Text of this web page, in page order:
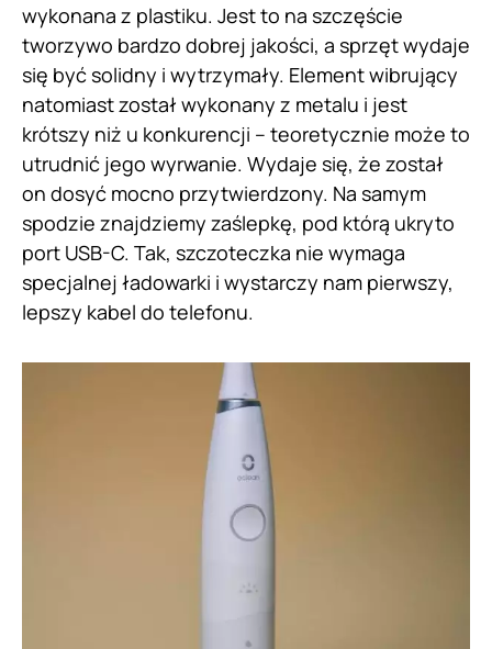
wykonana z plastiku. Jest to na szczęście
tworzywo bardzo dobrej jakości, a sprzęt wydaje
się być solidny i wytrzymały. Element wibrujący
natomiast został wykonany z metalu i jest
krótszy niż u konkurencji – teoretycznie może to
utrudnić jego wyrwanie. Wydaje się, że został
on dosyć mocno przytwierdzony. Na samym
spodzie znajdziemy zaślepkę, pod którą ukryto
port USB-C. Tak, szczoteczka nie wymaga
specjalnej ładowarki i wystarczy nam pierwszy,
lepszy kabel do telefonu.